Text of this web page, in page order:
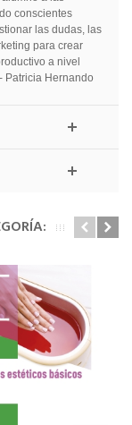
conscientes
las dudas, las
para crear
a nivel
Patricia Hernando